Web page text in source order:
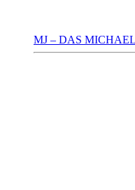
MJ – DAS